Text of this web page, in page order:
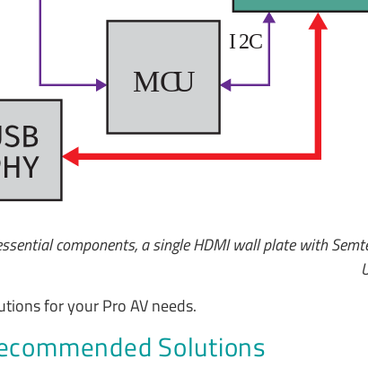
MCU
I2C
components, a single HDMI wall plate with
for your Pro AV needs.
Solutions